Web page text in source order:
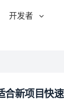
开发者
合新项目快